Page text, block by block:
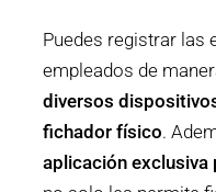
Puedes registrar las
empleados de
diversos
fichador físico.
aplicación exclusiva